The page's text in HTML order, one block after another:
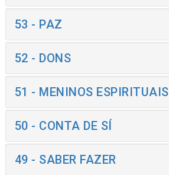
53 - PAZ
52 - DONS
51 - MENINOS ESPIRITUAIS
50 - CONTA DE SÍ
49 - SABER FAZER